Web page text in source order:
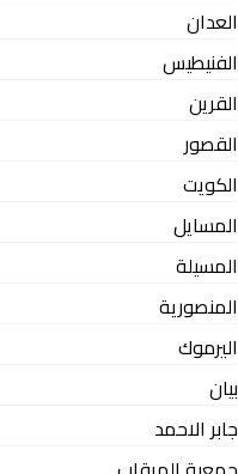
العدان
الفنيطيس
القرين
القصور
الكويت
المسايل
المسيلة
المنصورية
اليرموك
بيان
جابر الاحمد